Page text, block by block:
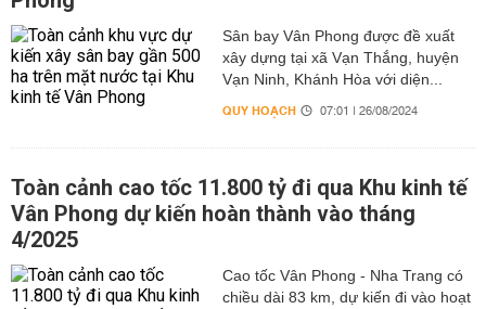
Sân bay Vân Phong được đề xuất
xây dựng tại xã Vạn Thắng, huyện
Vạn Ninh, Khánh Hòa với diện...
QUY HOẠCH 07:01 | 26/08/2024
Toàn cảnh cao tốc 11.800 tỷ đi qua Khu kinh tế
Vân Phong dự kiến hoàn thành vào tháng
4/2025
Cao tốc Vân Phong - Nha Trang có
chiều dài 83 km, dự kiến đi vào hoạt